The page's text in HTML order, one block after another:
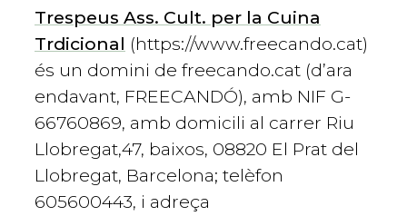
Trespeus Ass. Cult. per la Cuina
Trdicional (https://www.freecando.cat)
és un domini de freecando.cat (d’ara
endavant, FREECANDÓ), amb NIF G-
66760869, amb domicili al carrer Riu
Llobregat,47, baixos, 08820 El Prat del
Llobregat, Barcelona; telèfon
605600443, i adreça